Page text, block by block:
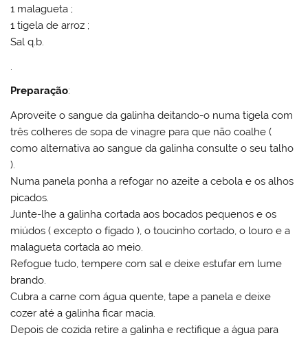
1 malagueta ;
1 tigela de arroz ;
Sal q.b.
.
Preparação:
Aproveite o sangue da galinha deitando-o numa tigela com
três colheres de sopa de vinagre para que não coalhe (
como alternativa ao sangue da galinha consulte o seu talho
).
Numa panela ponha a refogar no azeite a cebola e os alhos
picados.
Junte-lhe a galinha cortada aos bocados pequenos e os
miúdos ( excepto o fígado ), o toucinho cortado, o louro e a
malagueta cortada ao meio.
Refogue tudo, tempere com sal e deixe estufar em lume
brando.
Cubra a carne com água quente, tape a panela e deixe
cozer até a galinha ficar macia.
Depois de cozida retire a galinha e rectifique a água para